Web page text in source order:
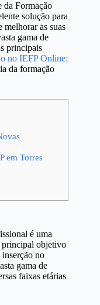
da Formação
solução para
melhorar as suas
gama de
principais
no IEFP Online:
da formação
em Torres
é uma
principal objetivo
no
gama de
faixas etárias